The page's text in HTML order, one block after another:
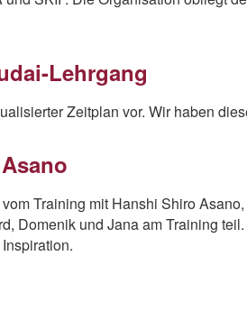
Lehrgang
Zeitplan vor. Wir haben
Training mit Hanshi Shiro
Domenik und Jana am Training